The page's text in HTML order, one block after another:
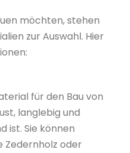
möchten, stehen
zur Auswahl. Hier
für den Bau von
langlebig und
ist. Sie können
Zedernholz oder